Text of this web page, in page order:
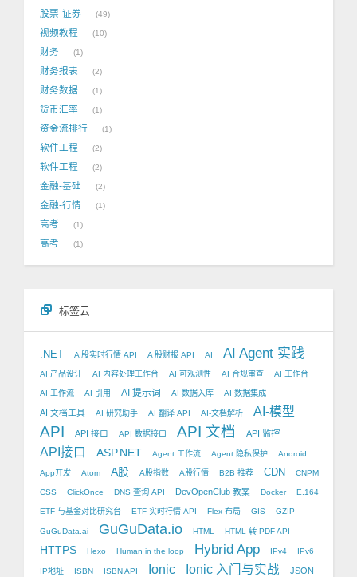
股票-证券 49
视频教程 10
财务 1
财务报表 2
财务数据 1
货币汇率 1
资金流排行 1
软件工程 2
软件工程 2
金融-基础 2
金融-行情 1
高考 1
高考 1
标签云
.NET A 股实时行情 API A 股财报 API AI AI Agent 实践
AI 产品设计 AI 内容处理工作台 AI 可观测性 AI 合规审查 AI 工作台
AI 工作流 AI 引用 AI 提示词 AI 数据入库 AI 数据集成
AI 文档工具 AI 研究助手 AI 翻译 API AI-文档解析 AI-模型
API API 接口 API 数据接口 API 文档 API 监控
API接口 ASP.NET Agent 工作流 Agent 隐私保护 Android
App开发 Atom A股 A股指数 A股行情 B2B 推荐 CDN CNPM
CSS ClickOnce DNS 查询 API DevOpenClub 教案 Docker E.164
ETF 与基金对比研究台 ETF 实时行情 API Flex 布局 GIS GZIP
GuGuData.ai GuGuData.io HTML HTML 转 PDF API
HTTPS Hexo Human in the loop Hybrid App IPv4 IPv6
IP地址 ISBN ISBN API Ionic Ionic 入门与实战 JSON